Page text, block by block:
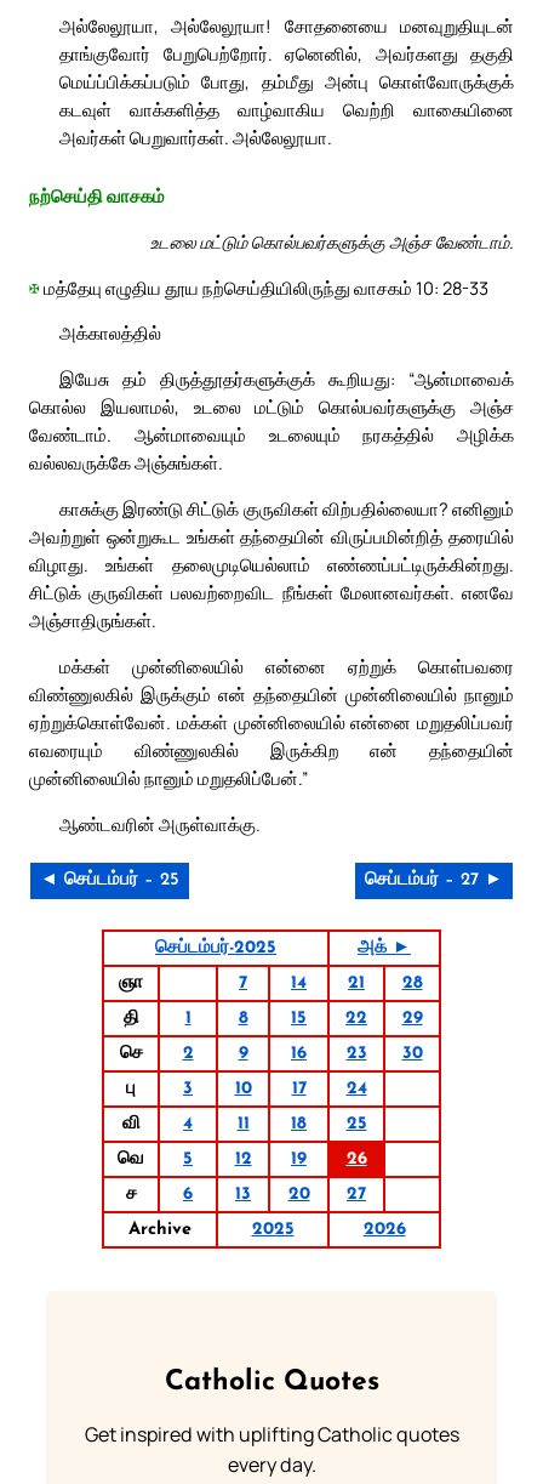
அல்லேலூயா, அல்லேலூயா! சோதனையை மனவுறுதியுடன்
தாங்குவோர் பேறுபெற்றோர். ஏனெனில், அவர்களது தகுதி
மெய்ப்பிக்கப்படும் போது, தம்மீது அன்பு கொள்வோருக்குக்
கடவுள் வாக்களித்த வாழ்வாகிய வெற்றி வாகையினை
அவர்கள் பெறுவார்கள். அல்லேலூயா.
நற்செய்தி வாசகம்
உடலை மட்டும் கொல்பவர்களுக்கு அஞ்ச வேண்டாம்.
✠மத்தேயு எழுதிய தூய நற்செய்தியிலிருந்து வாசகம் 10: 28-33
அக்காலத்தில்
இயேசு தம் திருத்தூதர்களுக்குக் கூறியது: “ஆன்மாவைக்
கொல்ல இயலாமல், உடலை மட்டும் கொல்பவர்களுக்கு அஞ்ச
வேண்டாம். ஆன்மாவையும் உடலையும் நரகத்தில் அழிக்க
வல்லவருக்கே அஞ்சுங்கள்.
காசுக்கு இரண்டு சிட்டுக் குருவிகள் விற்பதில்லையா? எனினும்
அவற்றுள் ஒன்றுகூட உங்கள் தந்தையின் விருப்பமின்றித் தரையில்
விழாது. உங்கள் தலைமுடியெல்லாம் எண்ணப்பட்டிருக்கின்றது.
சிட்டுக் குருவிகள் பலவற்றைவிட நீங்கள் மேலானவர்கள். எனவே
அஞ்சாதிருங்கள்.
மக்கள் முன்னிலையில் என்னை ஏற்றுக் கொள்பவரை
விண்ணுலகில் இருக்கும் என் தந்தையின் முன்னிலையில் நானும்
ஏற்றுக்கொள்வேன். மக்கள் முன்னிலையில் என்னை மறுதலிப்பவர்
எவரையும் விண்ணுலகில் இருக்கிற என் தந்தையின்
முன்னிலையில் நானும் மறுதலிப்பேன்.”
ஆண்டவரின் அருள்வாக்கு.
◄ செப்டம்பர் – 25 செப்டம்பர் – 27 ►
செப்டம்பர்-2025
அக் ►
ஞா
7 14 21
28
தி
1 8 15 22
29
செ
2 9 16 23
30
பு
3 10 17
24
வி
4 11 18
25
வெ
5 12 19
26
ச
6 13 20
27
Archive
2025 2026
Catholic Quotes
Get inspired with uplifting Catholic quotes
every day.